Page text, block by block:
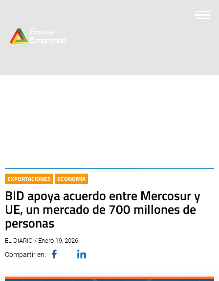
EXPORTACIONES ECONOMÍA
BID apoya acuerdo entre Mercosur y
UE, un mercado de 700 millones de
personas
EL DIARIO / Enero 19, 2026
Compartir en: